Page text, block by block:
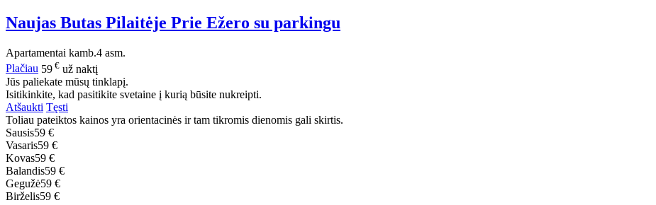
Naujas Butas Pilaitėje Prie Ežero su parkingu
Apartamentai kamb.4 asm.
Plačiau 59 € už naktį
Jūs paliekate mūsų tinklapį.
Isitikinkite, kad pasitikite svetaine į kurią būsite nukreipti.
Atšaukti Tęsti
Toliau pateiktos kainos yra orientacinės ir tam tikromis dienomis gali skirtis.
Sausis59 €
Vasaris59 €
Kovas59 €
Balandis59 €
Gegužė59 €
Birželis59 €